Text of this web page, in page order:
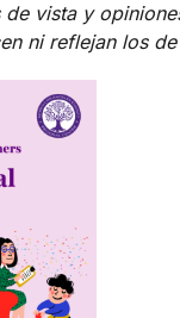
vista y
ni reflejan los de